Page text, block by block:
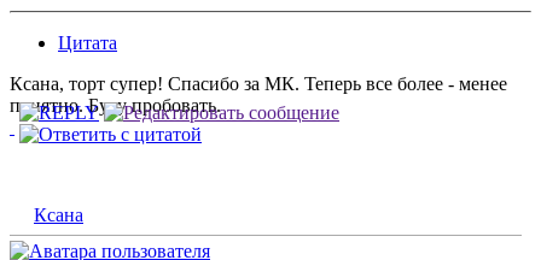
Цитата
Ксана, торт супер! Спасибо за МК. Теперь все более - менее
понятно. Буду пробовать.
Ксана